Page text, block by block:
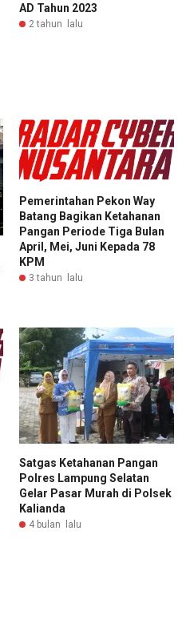
AD Tahun 2023
2 tahun lalu
Pemerintahan Pekon Way
Batang Bagikan Ketahanan
Pangan Periode Tiga Bulan
April, Mei, Juni Kepada 78
KPM
3 tahun lalu
Satgas Ketahanan Pangan
Polres Lampung Selatan
Gelar Pasar Murah di Polsek
Kalianda
4 bulan lalu